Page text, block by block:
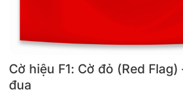
Cờ hiệu F1: Cờ đỏ (Red
đua